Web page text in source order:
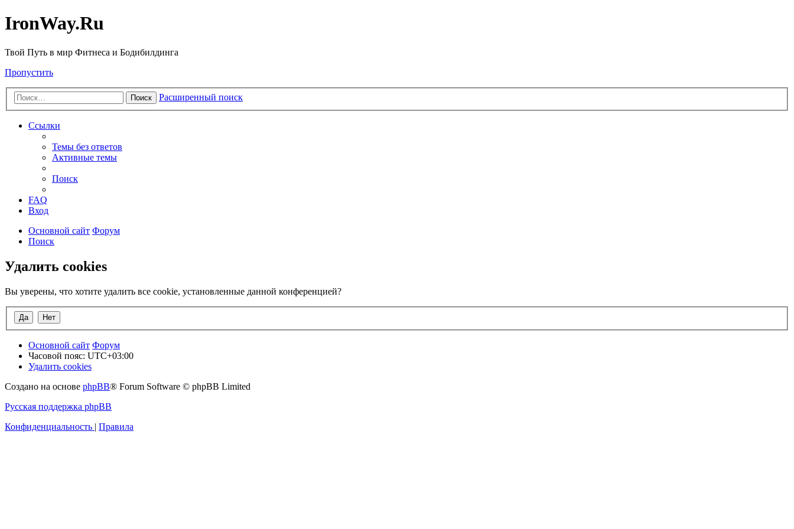
IronWay.Ru
Твой Путь в мир Фитнеса и Бодибилдинга
Пропустить
Поиск Расширенный поиск
Ссылки
Темы без ответов
Активные темы
Поиск
FAQ
Вход
Основной сайт Форум
Поиск
Удалить cookies
Вы уверены, что хотите удалить все cookie, установленные данной конференцией?
Основной сайт Форум
Часовой пояс: UTC+03:00
Удалить cookies
Создано на основе phpBB® Forum Software © phpBB Limited
Русская поддержка phpBB
Конфиденциальность | Правила